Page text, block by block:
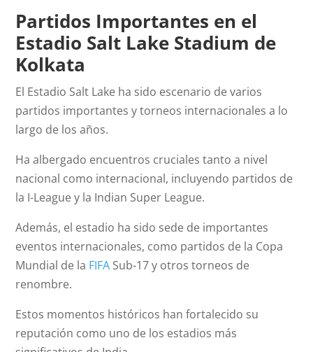
Partidos Importantes en el
Estadio Salt Lake Stadium de
Kolkata
El Estadio Salt Lake ha sido escenario de varios
partidos importantes y torneos internacionales a lo
largo de los años.
Ha albergado encuentros cruciales tanto a nivel
nacional como internacional, incluyendo partidos de
la I-League y la Indian Super League.
Además, el estadio ha sido sede de importantes
eventos internacionales, como partidos de la Copa
Mundial de la FIFA Sub-17 y otros torneos de
renombre.
Estos momentos históricos han fortalecido su
reputación como uno de los estadios más